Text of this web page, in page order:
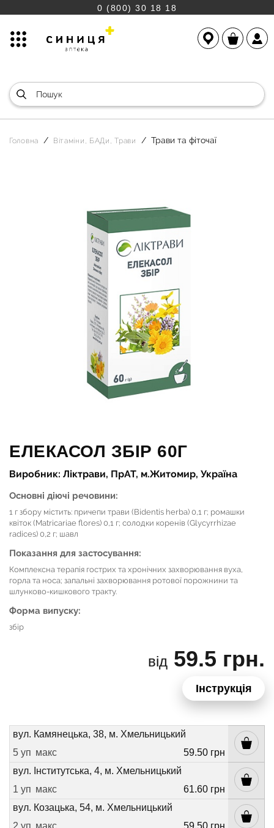
0 (800) 30 18 18
Головна Вітаміни, БАДи, Трави Трави та фіточаї
ЕЛЕКАСОЛ ЗБІР 60Г
Виробник: Ліктрави, ПрАТ, м.Житомир, Україна
Основні діючі речовини:
1 г збору містить: причепи трави (Bidentis herba) 0,1 г; ромашки
квіток (Matricariae flores) 0,1 г; солодки коренів (Glycyrrhizae
radices) 0,2 г; шавл
Показання для застосування:
Комплексна терапія гострих та хронічних захворювання вуха,
горла та носа; запальні захворювання ротової порожнини та
шлунково-кишкового тракту.
Форма випуску:
збір
від 59.5 грн.
Інструкція
вул. Камянецька, 38, м. Хмельницький
5 уп макс
59.50 грн
вул. Інститутська, 4, м. Хмельницький
1 уп макс
61.60 грн
вул. Козацька, 54, м. Хмельницький
2 уп макс
59.50 грн